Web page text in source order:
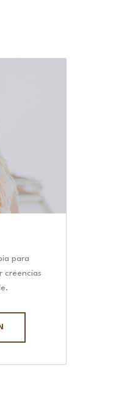
para
creencias